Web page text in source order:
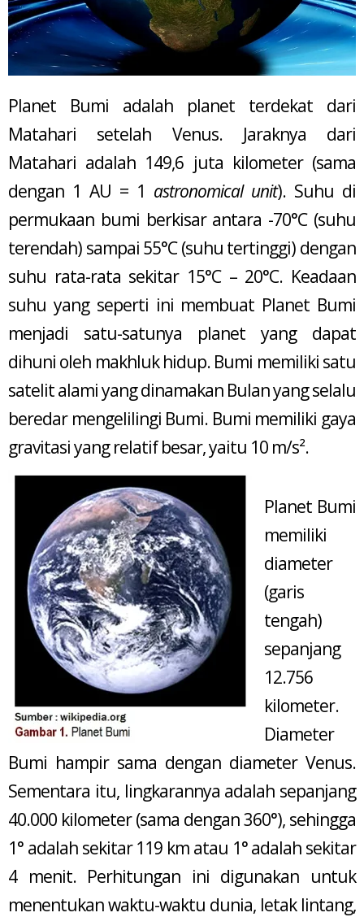
Planet Bumi adalah planet terdekat dari
Matahari setelah Venus. Jaraknya dari
Matahari adalah 149,6 juta kilometer (sama
dengan 1 AU = 1 astronomical unit). Suhu di
permukaan bumi berkisar antara -70°C (suhu
terendah) sampai 55°C (suhu tertinggi) dengan
suhu rata-rata sekitar 15°C – 20°C. Keadaan
suhu yang seperti ini membuat Planet Bumi
menjadi satu-satunya planet yang dapat
dihuni oleh makhluk hidup. Bumi memiliki satu
satelit alami yang dinamakan Bulan yang selalu
beredar mengelilingi Bumi. Bumi memiliki gaya
gravitasi yang relatif besar, yaitu 10 m/s².
Planet Bumi
memiliki
diameter
(garis
tengah)
sepanjang
12.756
kilometer.
Diameter
Bumi hampir sama dengan diameter Venus.
Sementara itu, lingkarannya adalah sepanjang
40.000 kilometer (sama dengan 360°), sehingga
1° adalah sekitar 119 km atau 1° adalah sekitar
4 menit. Perhitungan ini digunakan untuk
menentukan waktu-waktu dunia, letak lintang,